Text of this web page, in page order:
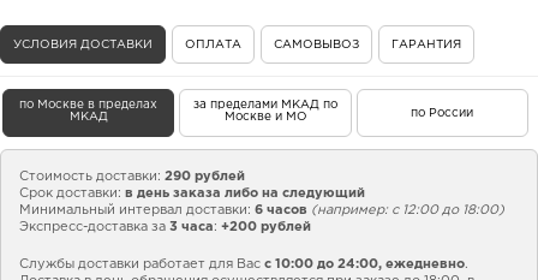
УСЛОВИЯ ДОСТАВКИ ОПЛАТА САМОВЫВОЗ ГАРАНТИЯ
по Москве в пределах
МКАД
за пределами МКАД по
Москве и МО
по России
Стоимость доставки: 290 рублей
Срок доставки: в день заказа либо на следующий
Минимальный интервал доставки: 6 часов (например: с 12:00 до 18:00)
Экспресс-доставка за 3 часа : +200 рублей
Службы доставки работает для Вас с 10:00 до 24:00, ежедневно.